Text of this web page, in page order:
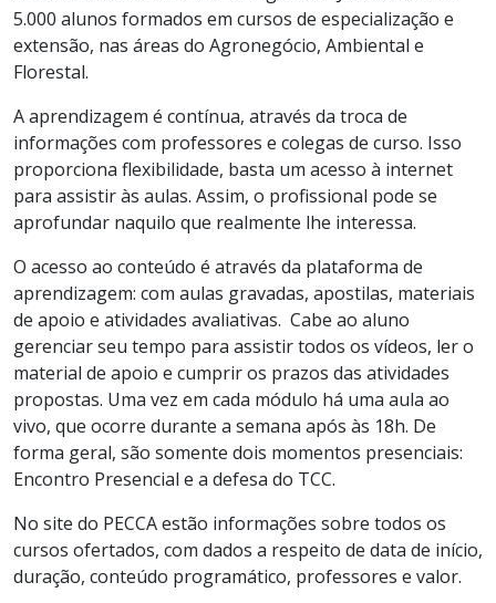
5.000 alunos formados em cursos de especialização e
extensão, nas áreas do Agronegócio, Ambiental e
Florestal.
A aprendizagem é contínua, através da troca de
informações com professores e colegas de curso. Isso
proporciona flexibilidade, basta um acesso à internet
para assistir às aulas. Assim, o profissional pode se
aprofundar naquilo que realmente lhe interessa.
O acesso ao conteúdo é através da plataforma de
aprendizagem: com aulas gravadas, apostilas, materiais
de apoio e atividades avaliativas. Cabe ao aluno
gerenciar seu tempo para assistir todos os vídeos, ler o
material de apoio e cumprir os prazos das atividades
propostas. Uma vez em cada módulo há uma aula ao
vivo, que ocorre durante a semana após às 18h. De
forma geral, são somente dois momentos presenciais:
Encontro Presencial e a defesa do TCC.
No site do PECCA estão informações sobre todos os
cursos ofertados, com dados a respeito de data de início,
duração, conteúdo programático, professores e valor.